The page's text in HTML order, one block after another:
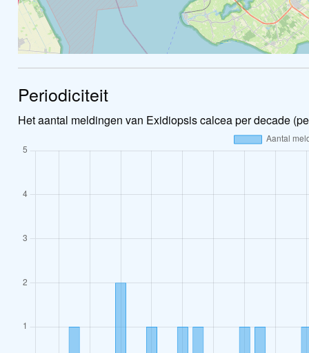
Periodiciteit
Het aantal meldingen van Exidiopsis calcea per decade